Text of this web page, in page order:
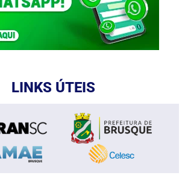
LINKS ÚTEIS